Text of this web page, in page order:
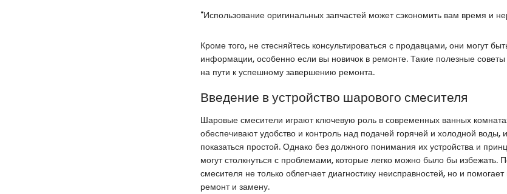
"Использование оригинальных запчастей может сэкономить вам время и
Кроме того, не стесняйтесь консультироваться с продавцами, они могут
информации, особенно если вы новичок в ремонте. Такие полезные
на пути к успешному завершению ремонта.
Введение в устройство шарового смесителя
Шаровые смесители играют ключевую роль в современных ванных
обеспечивают удобство и контроль над подачей горячей и холодной воды,
показаться простой. Однако без должного понимания их устройства и
могут столкнуться с проблемами, которые легко можно было бы избежать.
смесителя не только облегчает диагностику неисправностей, но и
ремонт и замену.